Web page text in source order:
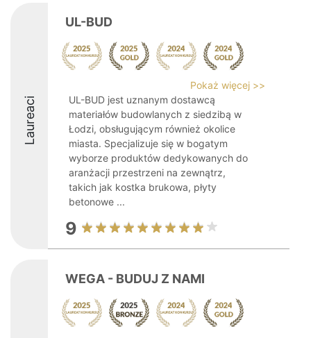
Laureaci
UL-BUD
Pokaż więcej >>
UL-BUD jest uznanym dostawcą
materiałów budowlanych z siedzibą w
Łodzi, obsługującym również okolice
miasta. Specjalizuje się w bogatym
wyborze produktów dedykowanych do
aranżacji przestrzeni na zewnątrz,
takich jak kostka brukowa, płyty
betonowe ...
9
WEGA - BUDUJ Z NAMI